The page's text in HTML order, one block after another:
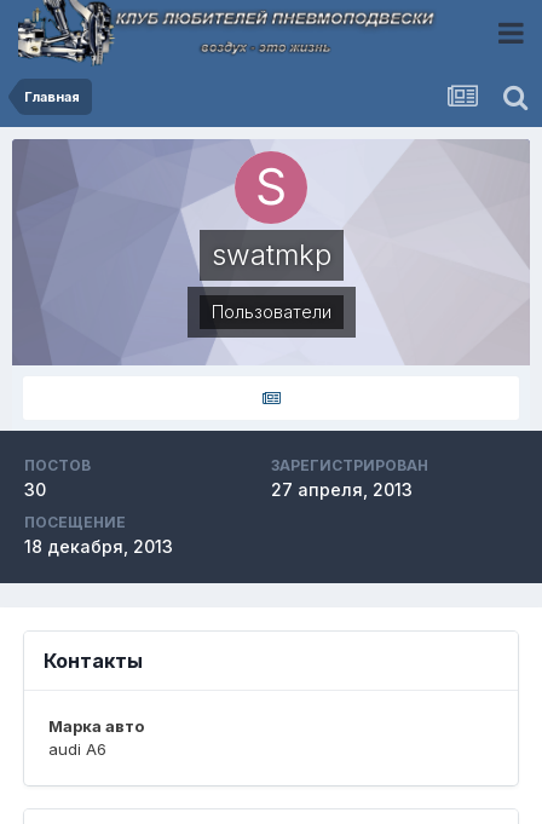
Главная
swatmkp
Пользователи
ПОСТОВ
30
ЗАРЕГИСТРИРОВАН
27 апреля, 2013
ПОСЕЩЕНИЕ
18 декабря, 2013
Контакты
Марка авто
audi A6